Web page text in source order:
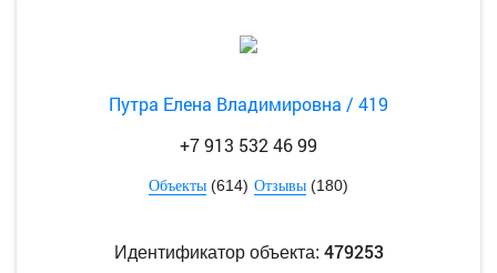
Путра Елена Владимировна / 419
+7 913 532 46 99
Объекты (614) Отзывы (180)
Идентификатор объекта: 479253